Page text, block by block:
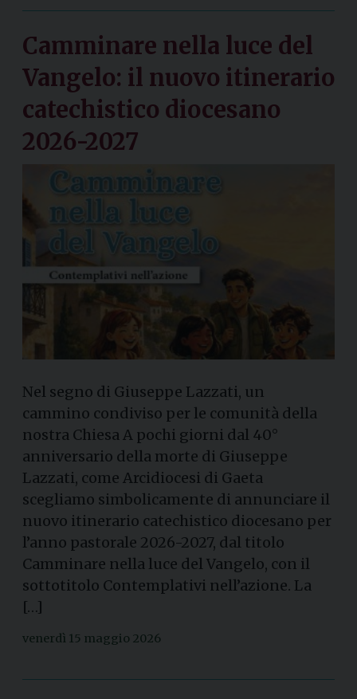
Camminare nella luce del
Vangelo: il nuovo itinerario
catechistico diocesano
2026-2027
Nel segno di Giuseppe Lazzati, un
cammino condiviso per le comunità della
nostra Chiesa A pochi giorni dal 40°
anniversario della morte di Giuseppe
Lazzati, come Arcidiocesi di Gaeta
scegliamo simbolicamente di annunciare il
nuovo itinerario catechistico diocesano per
l’anno pastorale 2026-2027, dal titolo
Camminare nella luce del Vangelo, con il
sottotitolo Contemplativi nell’azione. La
[…]
venerdì 15 maggio 2026